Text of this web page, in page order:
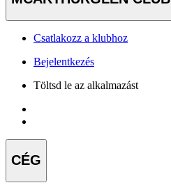
Csatlakozz a klubhoz
Bejelentkezés
Töltsd le az alkalmazást
CÉG